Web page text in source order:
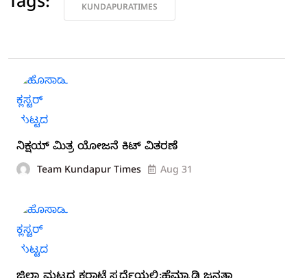
Tags: KUNDAPURATIMES
ನಿಕ್ಷಯ್ ಮಿತ್ರ ಯೋಜನೆ ಕಿಟ್ ವಿತರಣೆ
Team Kundapur Times Aug 31